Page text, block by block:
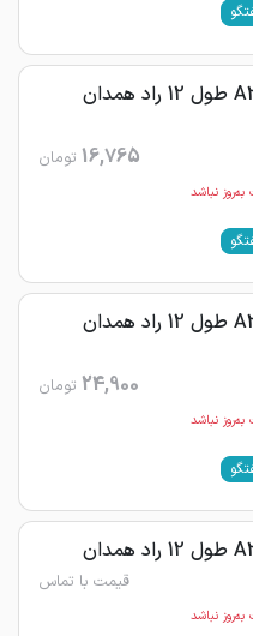
16,765 تومان
نباشد
24,900 تومان
نباشد
قیمت با تماس
نباشد